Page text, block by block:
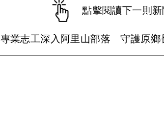
點擊閱讀下一則新
專業志工深入阿里山部落 守護原鄉